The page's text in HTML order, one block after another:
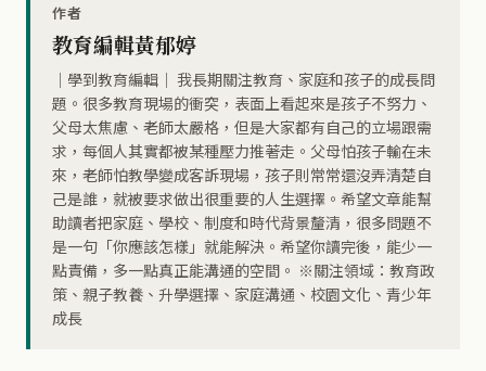
作者
教育編輯黃郁婷
｜學到教育編輯｜ 我長期關注教育、家庭和孩子的成長問
題。很多教育現場的衝突，表面上看起來是孩子不努力、
父母太焦慮、老師太嚴格，但是大家都有自己的立場跟需
求，每個人其實都被某種壓力推著走。父母怕孩子輸在未
來，老師怕教學變成客訴現場，孩子則常常還沒弄清楚自
己是誰，就被要求做出很重要的人生選擇。希望文章能幫
助讀者把家庭、學校、制度和時代背景釐清，很多問題不
是一句「你應該怎樣」就能解決。希望你讀完後，能少一
點責備，多一點真正能溝通的空間。 ※關注領域：教育政
策、親子教養、升學選擇、家庭溝通、校園文化、青少年
成長